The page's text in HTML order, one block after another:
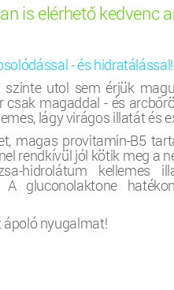
is elérhető kedvenc
- és hidratálással!
utol sem érjük
magaddal - és
lágy virágos illatát és
magas provitamin-B5
rendkívül jól kötik meg a
hidrolátum kellemes
A gluconolaktone
ápoló nyugalmat!